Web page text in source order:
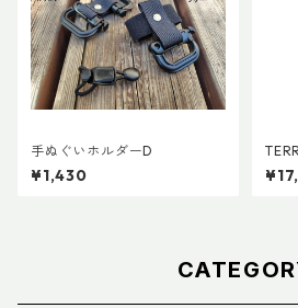
手ぬぐいホルダーD
¥1,430
ボン
ア)